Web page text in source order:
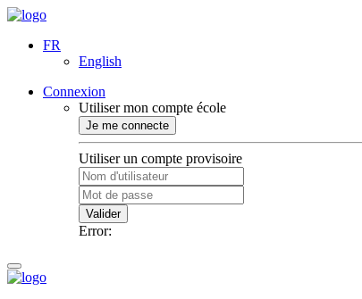
FR
English
Connexion
Utiliser mon compte école
Je me connecte
Utiliser un compte provisoire
Valider
Error: